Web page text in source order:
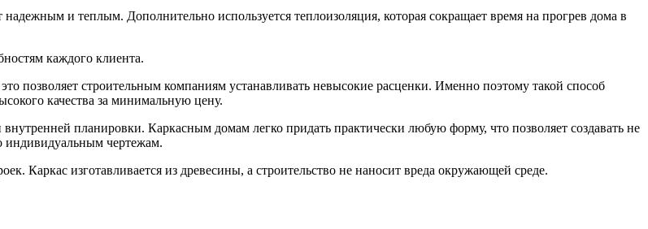
и теплым. Дополнительно используется теплоизоляция, которая сокращает время на прогрев дома в
каждого клиента.
позволяет строительным компаниям устанавливать невысокие расценки. Именно поэтому такой способ
качества за минимальную цену.
планировки. Каркасным домам легко придать практически любую форму, что позволяет создавать не
индивидуальным чертежам.
Каркас изготавливается из древесины, а строительство не наносит вреда окружающей среде.